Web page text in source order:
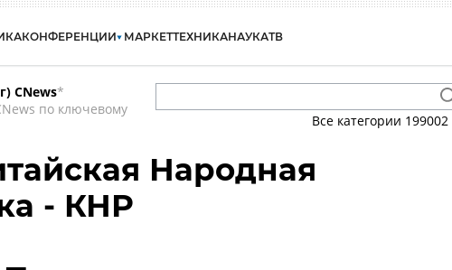
КОНФЕРЕНЦИИ МАРКЕТТЕХНИКАНАУКАТВ
CNews*
по ключевому
Все категории 199002
Народная
- КНР